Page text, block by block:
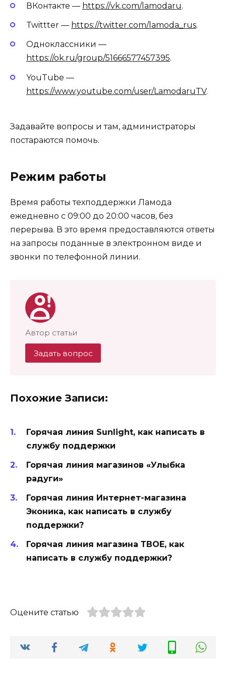
ВКонтакте — https://vk.com/lamodaru.
Twittter — https://twitter.com/lamoda_rus.
Одноклассники —
https://ok.ru/group/51666577457395.
YouTube —
https://www.youtube.com/user/LamodaruTV.
Задавайте вопросы и там, администраторы
постараются помочь.
Режим работы
Время работы техподдержки Ламода
ежедневно с 09:00 до 20:00 часов, без
перерыва. В это время предоставляются ответы
на запросы поданные в электронном виде и
звонки по телефонной линии.
Автор статьи
Задать вопрос
Похожие Записи:
Горячая линия Sunlight, как написать в
службу поддержки
Горячая линия магазинов «Улыбка
радуги»
Горячая линия Интернет-магазина
Эконика, как написать в службу
поддержки?
Горячая линия магазина ТВОЕ, как
написать в службу поддержки?
Оцените статью